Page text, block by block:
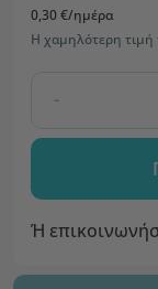
0,30 €/ημέρα
Η χαμηλότερη
-
Ή